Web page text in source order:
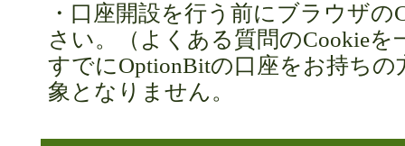
・口座開設を行う前にブラウザ
さい。（よくある質問のCookieを
すでにOptionBitの口座をお持ち
象となりません。